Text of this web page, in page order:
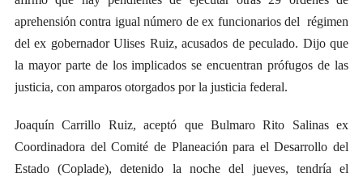
aprehensión contra igual número de ex funcionarios del régimen
del ex gobernador Ulises Ruiz, acusados de peculado. Dijo que
la mayor parte de los implicados se encuentran prófugos de las
justicia, con amparos otorgados por la justicia federal.
Joaquín Carrillo Ruiz, aceptó que Bulmaro Rito Salinas ex
Coordinadora del Comité de Planeación para el Desarrollo del
Estado (Coplade), detenido la noche del jueves, tendría el